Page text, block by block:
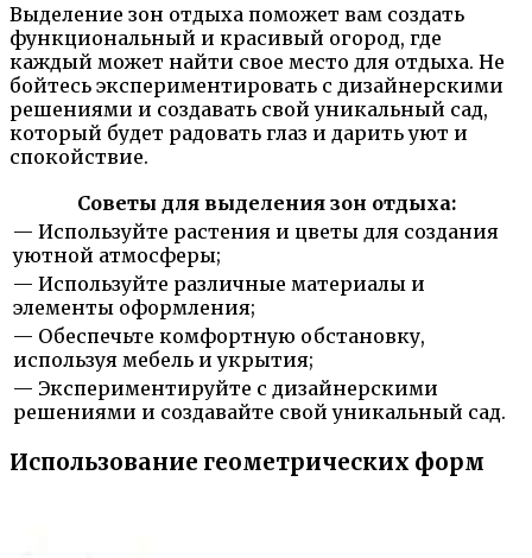
Выделение зон отдыха поможет вам создать
функциональный и красивый огород, где
каждый может найти свое место для отдыха. Не
бойтесь экспериментировать с дизайнерскими
решениями и создавать свой уникальный сад,
который будет радовать глаз и дарить уют и
спокойствие.
Советы для выделения зон отдыха:
— Используйте растения и цветы для создания
уютной атмосферы;
— Используйте различные материалы и
элементы оформления;
— Обеспечьте комфортную обстановку,
используя мебель и укрытия;
— Экспериментируйте с дизайнерскими
решениями и создавайте свой уникальный сад.
Использование геометрических форм